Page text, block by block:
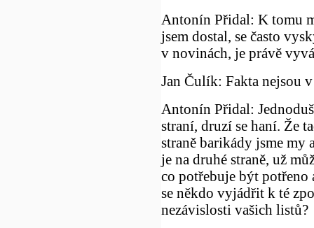
Antonín Přidal: K tomu
jsem dostal, se často
v novinách, je právě
Jan Čulík: Fakta nejsou
Antonín Přidal:
straní, druzí se haní. Že
straně barikády jsme my
je na druhé straně, už
co potřebuje být potřeno
se někdo vyjádřit k té
nezávislosti vašich listů?